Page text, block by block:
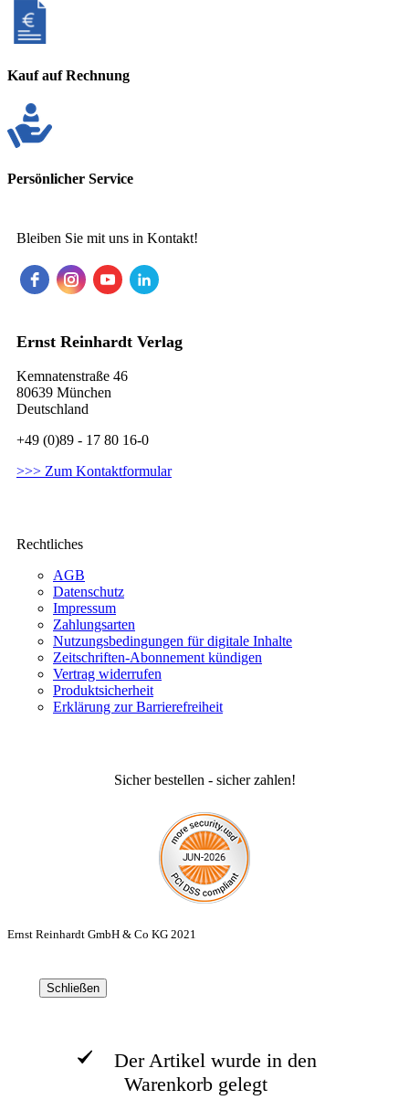
Kauf auf Rechnung
Persönlicher Service
Bleiben Sie mit uns in Kontakt!
Ernst Reinhardt Verlag
Kemnatenstraße 46
80639 München
Deutschland
+49 (0)89 - 17 80 16-0
>>> Zum Kontaktformular
Rechtliches
AGB
Datenschutz
Impressum
Zahlungsarten
Nutzungsbedingungen für digitale Inhalte
Zeitschriften-Abonnement kündigen
Vertrag widerrufen
Produktsicherheit
Erklärung zur Barrierefreiheit
Sicher bestellen - sicher zahlen!
Ernst Reinhardt GmbH & Co KG 2021
Schließen
Der Artikel wurde in den
Warenkorb gelegt